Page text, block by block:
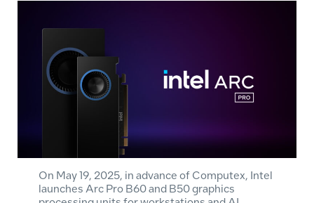
On May 19, 2025, in advance of Computex, Intel
launches Arc Pro B60 and B50 graphics